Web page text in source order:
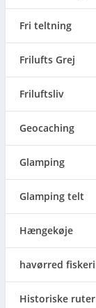
Fri teltning
Frilufts Grej
Friluftsliv
Geocaching
Glamping
Glamping telt
Hængekøje
havørred fiskeri
Historiske ruter